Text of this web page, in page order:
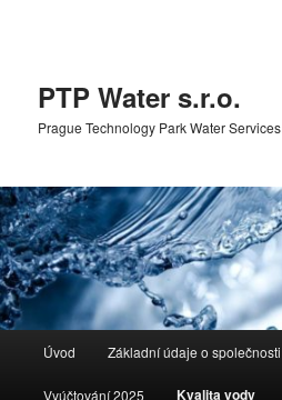
PTP Water s.r.o.
Prague Technology Park Water Services
navigační
Úvod Základní údaje o společnosti
Vyúčtování 2025 Kvalita vody